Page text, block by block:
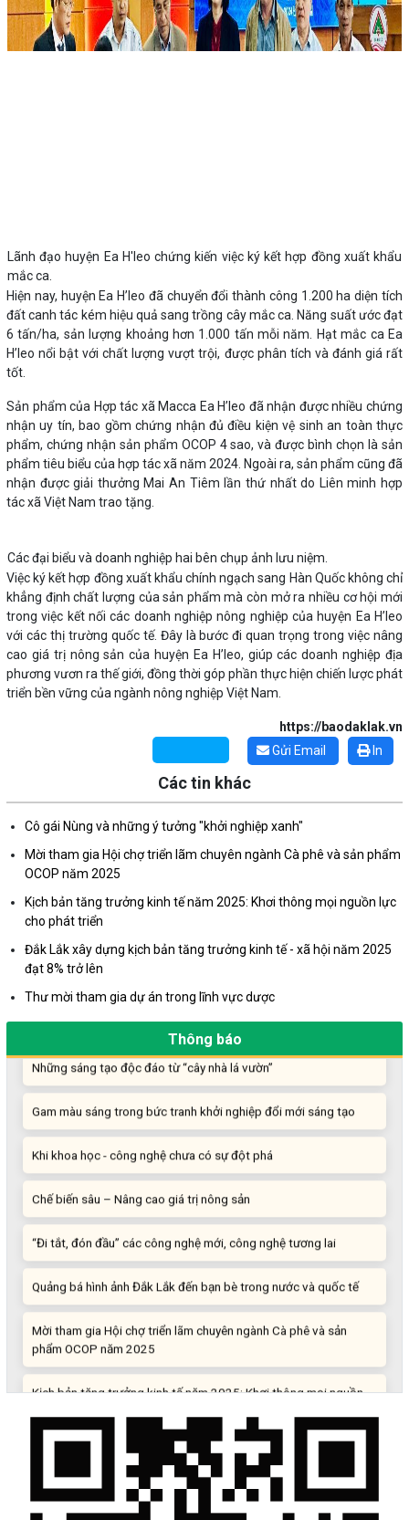
Lãnh đạo huyện Ea H'leo chứng kiến việc ký kết hợp đồng xuất khẩu
mắc ca.
Hiện nay, huyện Ea H’leo đã chuyển đổi thành công 1.200 ha diện tích
đất canh tác kém hiệu quả sang trồng cây mắc ca. Năng suất ước đạt
6 tấn/ha, sản lượng khoảng hơn 1.000 tấn mỗi năm. Hạt mắc ca Ea
H’leo nổi bật với chất lượng vượt trội, được phân tích và đánh giá rất
tốt.
Sản phẩm của Hợp tác xã Macca Ea H’leo đã nhận được nhiều chứng
nhận uy tín, bao gồm chứng nhận đủ điều kiện vệ sinh an toàn thực
phẩm, chứng nhận sản phẩm OCOP 4 sao, và được bình chọn là sản
phẩm tiêu biểu của hợp tác xã năm 2024. Ngoài ra, sản phẩm cũng đã
nhận được giải thưởng Mai An Tiêm lần thứ nhất do Liên minh hợp
tác xã Việt Nam trao tặng.
Các đại biểu và doanh nghiệp hai bên chụp ảnh lưu niệm.
Việc ký kết hợp đồng xuất khẩu chính ngạch sang Hàn Quốc không chỉ
khẳng định chất lượng của sản phẩm mà còn mở ra nhiều cơ hội mới
trong việc kết nối các doanh nghiệp nông nghiệp của huyện Ea H’leo
với các thị trường quốc tế. Đây là bước đi quan trọng trong việc nâng
cao giá trị nông sản của huyện Ea H’leo, giúp các doanh nghiệp địa
phương vươn ra thế giới, đồng thời góp phần thực hiện chiến lược phát
triển bền vững của ngành nông nghiệp Việt Nam.
https://baodaklak.vn
In
Gửi Email
Các tin khác
Cô gái Nùng và những ý tưởng "khởi nghiệp xanh"
Mời tham gia Hội chợ triển lãm chuyên ngành Cà phê và sản phẩm
OCOP năm 2025
Kịch bản tăng trưởng kinh tế năm 2025: Khơi thông mọi nguồn lực
cho phát triển
Đắk Lắk xây dựng kịch bản tăng trưởng kinh tế - xã hội năm 2025
đạt 8% trở lên
Thư mời tham gia dự án trong lĩnh vực dược
Thông báo
Những sáng tạo độc đáo từ “cây nhà lá vườn”
Gam màu sáng trong bức tranh khởi nghiệp đổi mới sáng tạo
Khi khoa học - công nghệ chưa có sự đột phá
Chế biến sâu – Nâng cao giá trị nông sản
“Đi tắt, đón đầu” các công nghệ mới, công nghệ tương lai
Quảng bá hình ảnh Đắk Lắk đến bạn bè trong nước và quốc tế
Mời tham gia Hội chợ triển lãm chuyên ngành Cà phê và sản
phẩm OCOP năm 2025
Kịch bản tăng trưởng kinh tế năm 2025: Khơi thông mọi nguồn
lực cho phát triển
Đắk Lắk xây dựng kịch bản tăng trưởng kinh tế - xã hội năm
2025 đạt 8% trở lên
Thuột, giải phóng tỉnh Đắk Lắk (10/3/1975 - 10/3/2025)"